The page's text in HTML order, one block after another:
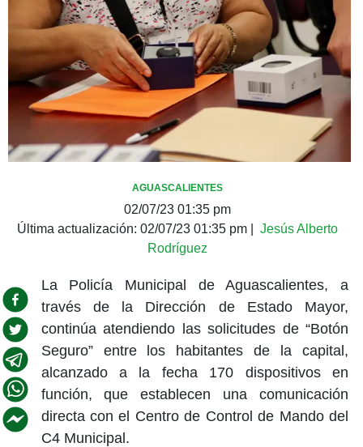
AGUASCALIENTES
02/07/23 01:35 pm
Última actualización: 02/07/23 01:35 pm
Jesús Alberto
Rodríguez
La Policía Municipal de Aguascalientes, a
través de la Dirección de Estado Mayor,
continúa atendiendo las solicitudes de “Botón
Seguro” entre los habitantes de la capital,
alcanzado a la fecha 170 dispositivos en
función, que establecen una comunicación
directa con el Centro de Control de Mando del
C4 Municipal.